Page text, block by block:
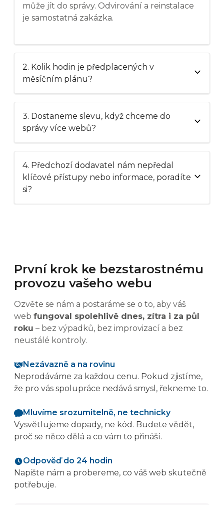
může jít do správy. Odvirování a reinstalace
je samostatná zakázka.
2. Kolik hodin je předplacených v
měsíčním plánu?
3. Dostaneme slevu, když chceme do
správy více webů?
4. Předchozí dodavatel nám nepředal
klíčové přístupy nebo informace, poradíte
si?
První krok ke bezstarostnému
provozu vašeho webu
Ozvěte se nám a postaráme se o to, aby váš
web fungoval spolehlivě dnes, zítra i za půl
roku – bez výpadků, bez improvizací a bez
neustálé kontroly.
Nezávazně a na rovinu
Neprodáváme za každou cenu. Pokud zjistíme,
že pro vás spolupráce nedává smysl, řekneme to.
Mluvíme srozumitelně, ne technicky
Vysvětlujeme dopady, ne kód. Budete vědět,
proč se něco dělá a co vám to přináší.
Odpověď do 24 hodin
Napište nám a probereme, co váš web skutečně
potřebuje.